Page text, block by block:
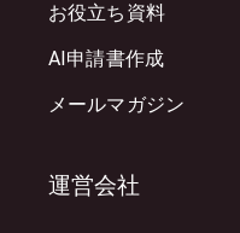
お役立ち資料
AI申請書作成
メールマガジン
運営会社